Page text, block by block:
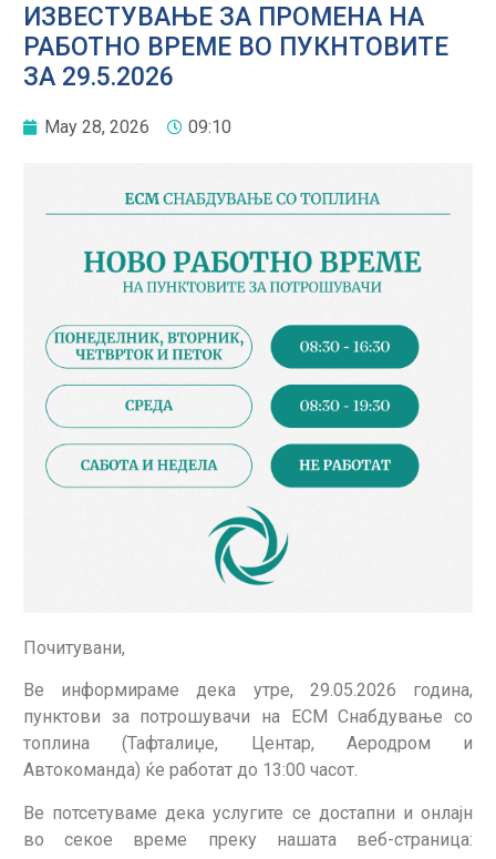
ИЗВЕСТУВАЊЕ ЗА ПРОМЕНА НА
РАБОТНО ВРЕМЕ ВО ПУКНТОВИТЕ
ЗА 29.5.2026
May 28, 2026 09:10
Почитувани,
Ве информираме дека утре, 29.05.2026 година,
пунктови за потрошувачи на ЕСМ Снабдување со
топлина (Тафталиџе, Центар, Аеродром и
Автокоманда) ќе работат до 13:00 часот.
Ве потсетуваме дека услугите се достапни и онлајн
во секое време преку нашата веб-страница: